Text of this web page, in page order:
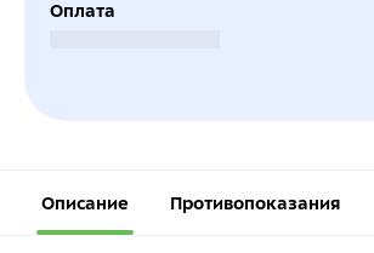
Оплата
Описание Противопоказания